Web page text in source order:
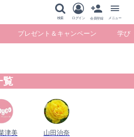
検索 ログイン 会員登録 メニュー
プレゼント＆キャンペーン 学び
覧
津美 山田治奈
プレゼント＆キ
学び